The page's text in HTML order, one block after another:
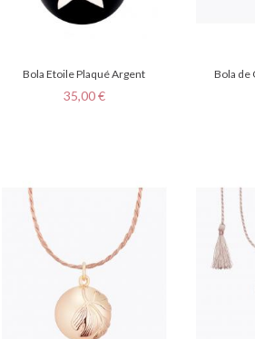
Bola Etoile Plaqué Argent
Prix
35,00 €
Bola de